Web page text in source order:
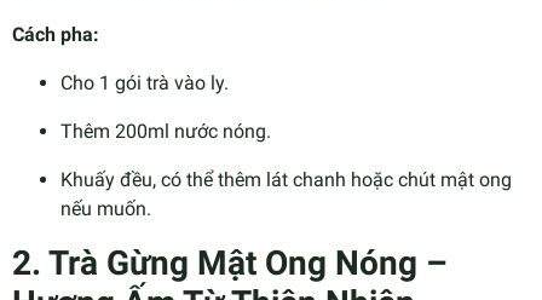
Cách pha:
Cho 1 gói trà vào ly.
Thêm 200ml nước nóng.
Khuấy đều, có thể thêm lát chanh hoặc chút mật ong
nếu muốn.
2. Trà Gừng Mật Ong Nóng –